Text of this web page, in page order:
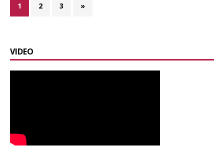
1 2 3 »
VIDEO